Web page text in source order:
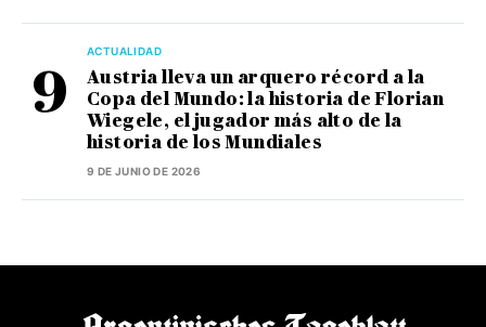
ACTUALIDAD
Austria lleva un arquero récord a la
Copa del Mundo: la historia de Florian
Wiegele, el jugador más alto de la
historia de los Mundiales
9 DE JUNIO DE 2026